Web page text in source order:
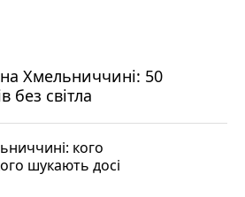
Хмельниччині: 50
без світла
кого
шукають досі